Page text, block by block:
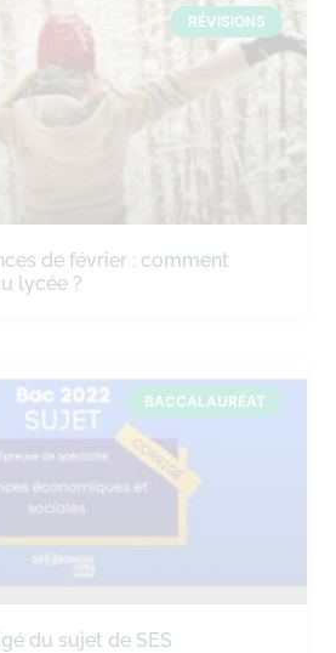
RÉVISIONS
de février : comment
lycée ?
BACCALAURÉAT
du sujet de SES